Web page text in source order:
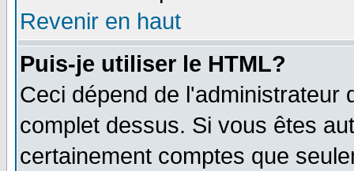
Revenir en haut
Puis-je utiliser le HTML?
Ceci dépend de l'administrateur
complet dessus. Si vous êtes
certainement comptes que